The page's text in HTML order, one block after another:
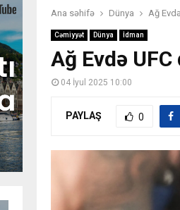
Ana səhifə Dünya Ağ
Cəmiyyət Dünya İdman
Ağ Evdə
04 İyul 2025 10:00
PAYLAŞ 0